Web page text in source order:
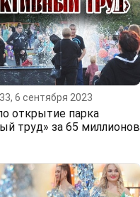
6 сентября 2023
открытие парка
труд» за 65 миллионов